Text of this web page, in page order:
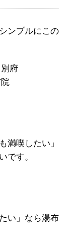
ンプルにこの
府
満喫したい」
です。
い」なら湯布